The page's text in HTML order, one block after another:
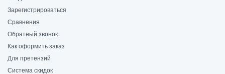
Зарегистрироваться
Сравнения
Обратный звонок
Как оформить заказ
Для претензий
Система скидок